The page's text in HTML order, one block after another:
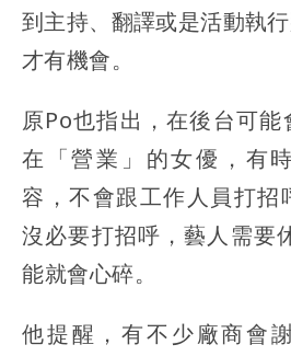
到主持、翻譯或是活動執
才有機會。
原Po也指出，在後台可
在「營業」的女優，有
容，不會跟工作人員打招
沒必要打招呼，藝人需要
能就會心碎。
他提醒，有不少廠商會